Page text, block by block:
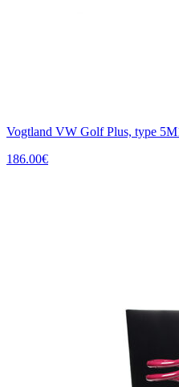
Vogtland VW Golf Plus, type
186.00€